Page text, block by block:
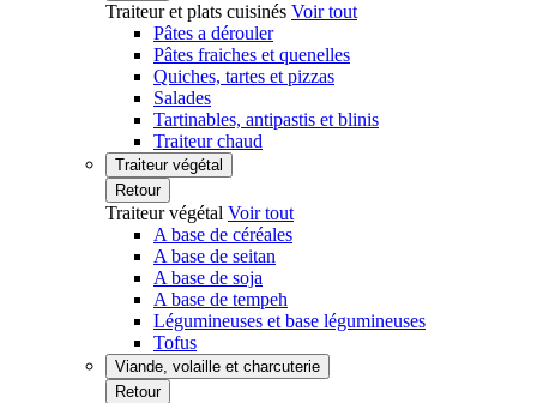
Traiteur et plats cuisinés Voir tout
Pâtes a dérouler
Pâtes fraiches et quenelles
Quiches, tartes et pizzas
Salades
Tartinables, antipastis et blinis
Traiteur chaud
Traiteur végétal
Retour
Traiteur végétal Voir tout
A base de céréales
A base de seitan
A base de soja
A base de tempeh
Légumineuses et base légumineuses
Tofus
Viande, volaille et charcuterie
Retour